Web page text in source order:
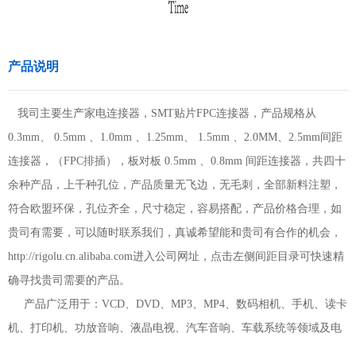
产品说明
我司主要生产家电连接器，SMT贴片FPC连接器，产品规格从
0.3mm、 0.5mm 、1.0mm 、1.25mm、 1.5mm 、2.0MM、2.5mm间距
连接器，（FPC排插），板对板 0.5mm 、0.8mm 间距连接器，共四十
余种产品，上千种孔位，产品质量无飞边，无毛刺，全部新料注塑，
符合欧盟环保，孔位齐全，尺寸稳定，容易搭配，产品价格合理，如
贵司有需要，可以随时联系我们，真诚希望能和贵司有合作的机会，
http://rigolu.cn.alibaba.com进入公司网址，点击左侧间距目录可快速精
确寻找贵司需要的产品。
产品广泛用于：VCD、DVD、MP3、MP4、数码相机、手机、读卡
机、打印机、功放音响、液晶电视、汽车音响、车载系统等领域及电